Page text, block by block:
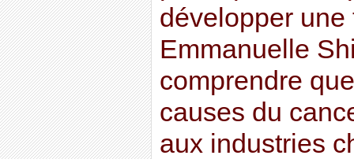
développer
Emmanuelle
comprendre
causes du
aux industries